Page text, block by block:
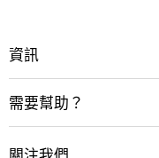
資訊
需要幫助？